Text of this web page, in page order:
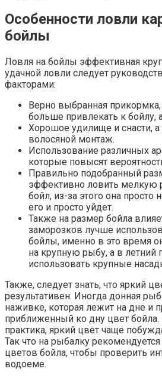
Особенности ловли
бойлы
Ловля на бойлы эффективная
удачной ловли следует
факторами:
Верно выбранная прикормка,
больше привлекать к бойлу,
Хорошое удилище и снасти,
волосяной монтаж.
Использование различных
которые повысят
Правильно подобранный
эффективно ловить мелкую
бойл, из-за этого она просто
его и просто уйдет.
Также на размер бойла
заморозков лучше
бойлы, именно в это время
на крупную рыбу, а в летний
использовать крупные
Также, следует знать, что яркий
результативен. Иногда донная
наживке, которая лежит на дне и
приближенный ко дну цвет
практика, яркий цвет чаще
Так что на рыбалку
цветов бойла, чтобы проверить
водоеме.